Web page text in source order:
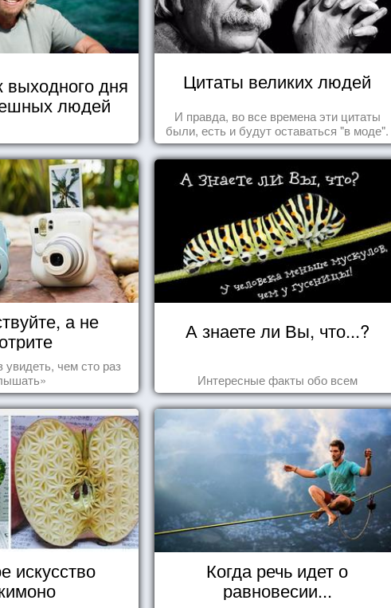
выходного дня
людей
Цитаты великих людей
И правда, во все времена эти цитаты
были, есть и будут оставаться "в моде".
а не
чем сто раз
А знаете ли Вы, что...?
Интересные факты обо всем
искусство
Когда речь идет о
равновесии...